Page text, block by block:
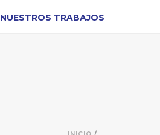
NUESTROS TRABAJOS